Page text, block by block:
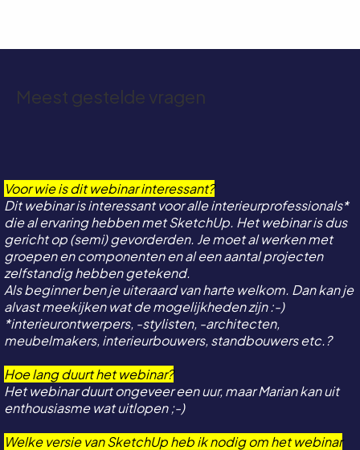
Meest gestelde vragen
Voor wie is dit webinar interessant?
Dit webinar is interessant voor alle interieurprofessionals*
die al ervaring hebben met SketchUp. Het webinar is dus
gericht op (semi) gevorderden. Je moet al werken met
groepen en componenten en al een aantal projecten
zelfstandig hebben getekend.
Als beginner ben je uiteraard van harte welkom. Dan kan je
alvast meekijken wat de mogelijkheden zijn :-)
*interieurontwerpers, -stylisten, -architecten,
meubelmakers, interieurbouwers, standbouwers etc.?
Hoe lang duurt het webinar?
Het webinar duurt ongeveer een uur, maar Marian kan uit
enthousiasme wat uitlopen ;-)
Welke versie van SketchUp heb ik nodig om het webinar